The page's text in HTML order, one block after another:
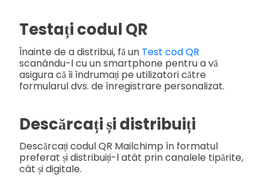
Testați codul QR
Înainte de a distribui, fă un Test cod QR
scanându-l cu un smartphone pentru a vă
asigura că îi îndrumați pe utilizatori către
formularul dvs. de înregistrare personalizat.
Descărcați și distribuiți
Descărcați codul QR Mailchimp în formatul
preferat și distribuiți-l atât prin canalele tipărite,
cât și digitale.